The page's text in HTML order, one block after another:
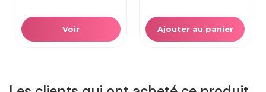
Voir Ajouter au panier